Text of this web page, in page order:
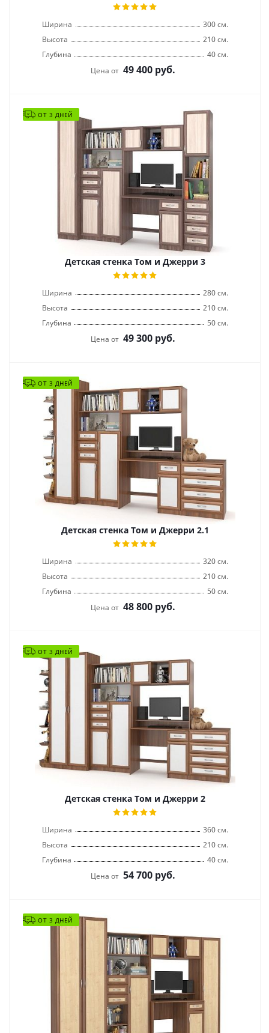
Ширина
300 см.
Высота
210 см.
Глубина
40 см.
Цена от 49 400 руб.
ОТ 3 ДНЕЙ
Детская стенка Том и Джерри 3
Ширина
280 см.
Высота
210 см.
Глубина
50 см.
Цена от 49 300 руб.
ОТ 3 ДНЕЙ
Детская стенка Том и Джерри 2.1
Ширина
320 см.
Высота
210 см.
Глубина
50 см.
Цена от 48 800 руб.
ОТ 3 ДНЕЙ
Детская стенка Том и Джерри 2
Ширина
360 см.
Высота
210 см.
Глубина
40 см.
Цена от 54 700 руб.
ОТ 3 ДНЕЙ